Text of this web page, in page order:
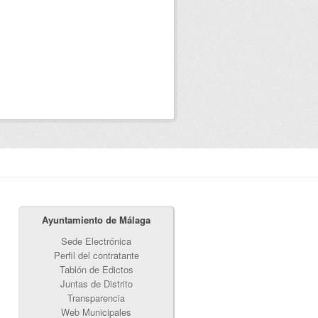
Ayuntamiento de Málaga
Sede Electrónica
Perfil del contratante
Tablón de Edictos
Juntas de Distrito
Transparencia
Web Municipales